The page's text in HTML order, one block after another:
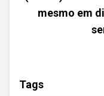
mesmo em
Tags